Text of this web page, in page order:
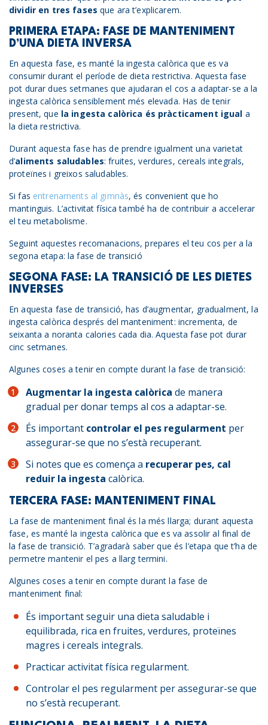
dividir en tres fases que ara t’explicarem.
PRIMERA ETAPA: FASE DE MANTENIMENT
D’UNA DIETA INVERSA
En aquesta fase, es manté la ingesta calòrica que es va
consumir durant el període de dieta restrictiva. Aquesta fase
pot durar dues setmanes que ajudaran el cos a adaptar-se a la
ingesta calòrica sensiblement més elevada. Has de tenir
present, que la ingesta calòrica és pràcticament igual a
la dieta restrictiva.
Durant aquesta fase has de prendre igualment una varietat
d’aliments saludables: fruites, verdures, cereals integrals,
proteïnes i greixos saludables.
Si fas entrenaments al gimnàs, és convenient que ho
mantinguis. L’activitat física també ha de contribuir a accelerar
el teu metabolisme.
Seguint aquestes recomanacions, prepares el teu cos per a la
segona etapa: la fase de transició
SEGONA FASE: LA TRANSICIÓ DE LES DIETES
INVERSES
En aquesta fase de transició, has d’augmentar, gradualment, la
ingesta calòrica després del manteniment: incrementa, de
seixanta a noranta calories cada dia. Aquesta fase pot durar
cinc setmanes.
Algunes coses a tenir en compte durant la fase de transició:
Augmentar la ingesta calòrica de manera
gradual per donar temps al cos a adaptar-se.
És important controlar el pes regularment per
assegurar-se que no s’està recuperant.
Si notes que es comença a recuperar pes, cal
reduir la ingesta calòrica.
TERCERA FASE: MANTENIMENT FINAL
La fase de manteniment final és la més llarga; durant aquesta
fase, es manté la ingesta calòrica que es va assolir al final de
la fase de transició. T’agradarà saber que és l’etapa que t’ha de
permetre mantenir el pes a llarg termini.
Algunes coses a tenir en compte durant la fase de
manteniment final:
És important seguir una dieta saludable i
equilibrada, rica en fruites, verdures, proteïnes
magres i cereals integrals.
Practicar activitat física regularment.
Controlar el pes regularment per assegurar-se que
no s’està recuperant.